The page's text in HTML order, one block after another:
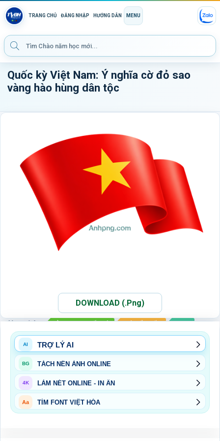
TRANG CHỦ ĐĂNG NHẬP HƯỚNG DẪN MENU
Quốc kỳ Việt Nam: Ý nghĩa cờ đỏ sao
vàng hào hùng dân tộc
DOWNLOAD (.Png)
Xem thêm:
AI TRỢ LÝ AI
BG TÁCH NỀN ẢNH ONLINE
4K LÀM NÉT ONLINE - IN ẤN
Aa TÌM FONT VIỆT HÓA